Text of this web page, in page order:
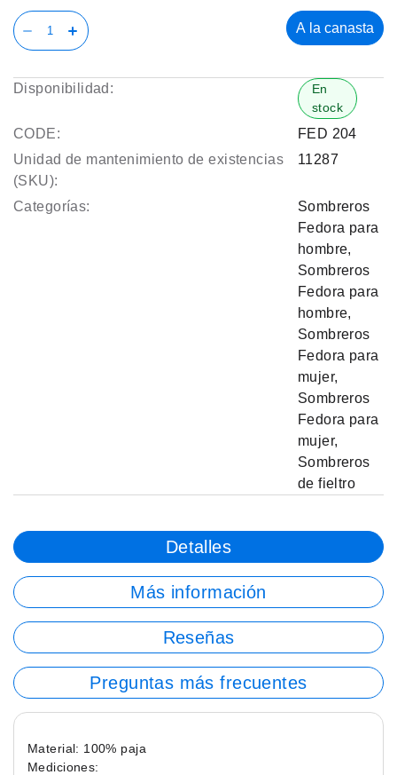
A la canasta
Disponibilidad:
En
stock
CODE:
FED 204
Unidad de mantenimiento de existencias
(SKU):
11287
Categorías:
Sombreros
Fedora para
hombre,
Sombreros
Fedora para
hombre,
Sombreros
Fedora para
mujer,
Sombreros
Fedora para
mujer,
Sombreros
de fieltro
Detalles
Más información
Reseñas
Preguntas más frecuentes
Material: 100% paja
Mediciones: